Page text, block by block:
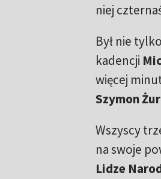
niej
Był nie
kadencji
więcej
Szymon
Wszyscy
na swoje
Lidze